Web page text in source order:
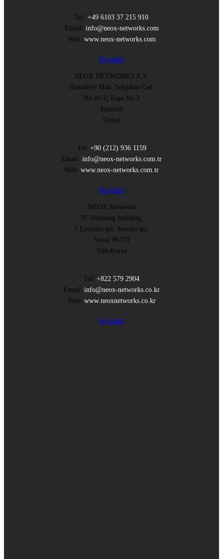
Tel: +49 6103 37 215 910
Email: info@neox-networks.com
Web: www.neox-networks.com
Kontakt
NEOX NETWORKS A.S.
Hamidiye Mah. Selçuklu Cad.
No:10 İç Kapı No:2
İstanbul
Türkei
Tel: +90 (212) 936 1159
Email: info@neox-networks.com.tr
Web: www.neox-networks.com.tr
Kontakt
NEOX Networks
1F Shinsung building,
5 Eonnam-gil, Seocho-gu,
Seoul 06779
Süd-Korea
Tel: +822 579 2904
Email: info@neox-networks.co.kr
Web: www.neoxnetworks.co.kr
Kontakt